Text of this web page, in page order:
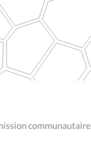
communautaire